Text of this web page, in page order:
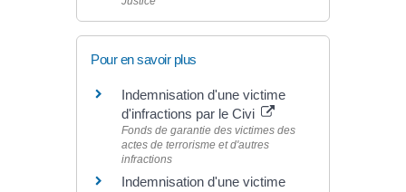
Pour en savoir plus
Indemnisation d'une victime
d'infractions par le Civi
Fonds de garantie des victimes des
actes de terrorisme et d'autres
infractions
Indemnisation d'une victime